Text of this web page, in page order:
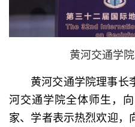
黄河交通学
黄河交通学院理事长
河交通学院全体师生，
家、学者表示热烈欢迎，